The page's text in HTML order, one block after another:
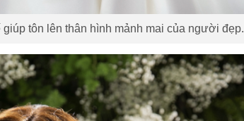
tôn lên thân hình mảnh mai của người đẹp.